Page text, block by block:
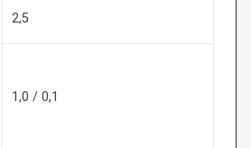
2,5
1,0 / 0,1